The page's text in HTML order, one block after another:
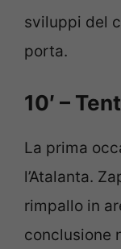
sviluppi del
porta.
10′ –
La prima
l’Atalanta.
rimpallo in
conclusione